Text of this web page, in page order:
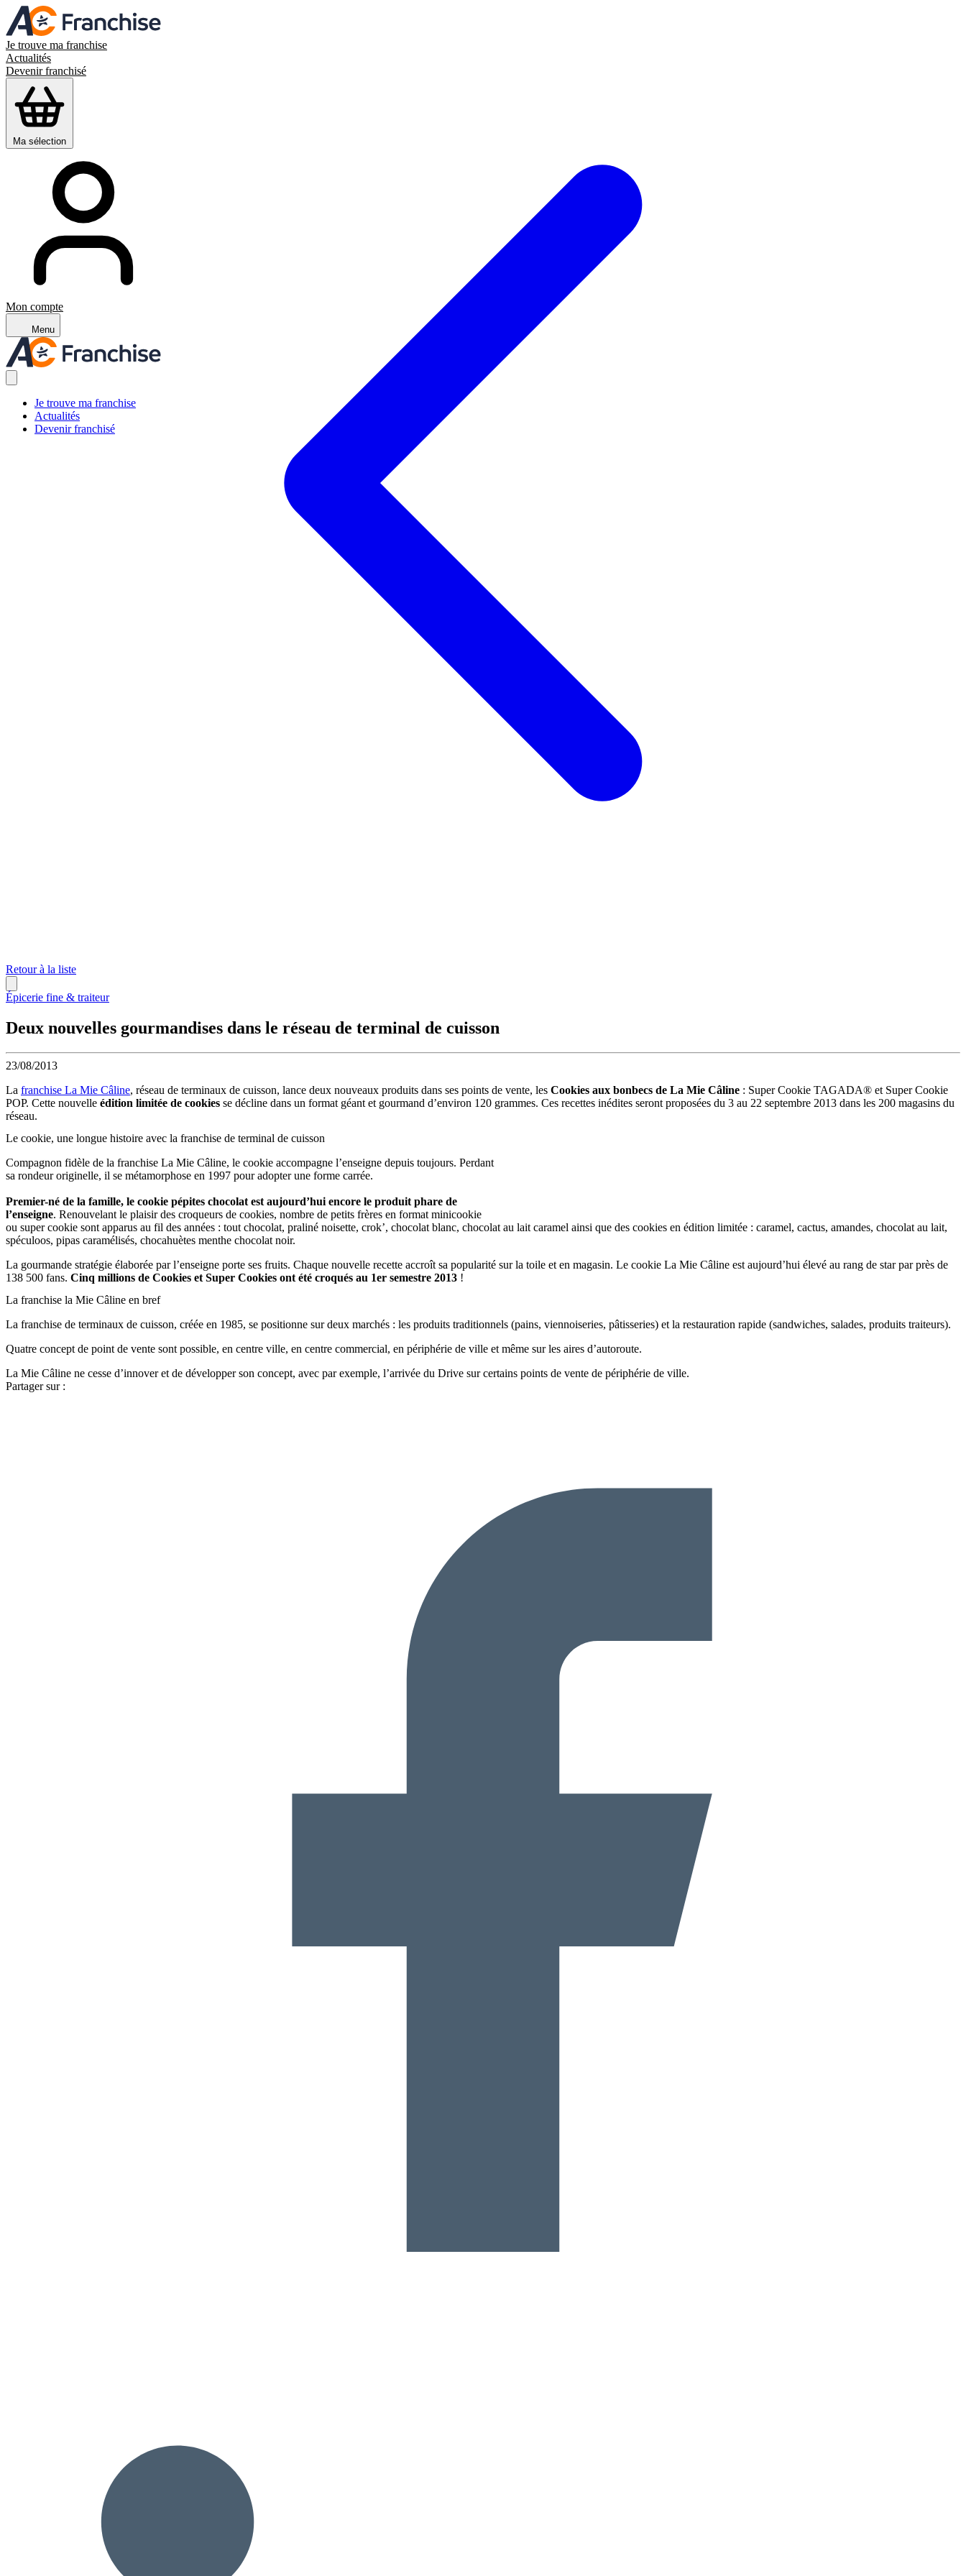
Je trouve ma franchise
Actualités
Devenir franchisé
Ma sélection
Mon compte
Menu
Je trouve ma franchise
Actualités
Devenir franchisé
Retour à la liste
Épicerie fine & traiteur
Deux nouvelles gourmandises dans le réseau de terminal de cuisson
23/08/2013
La franchise La Mie Câline, réseau de terminaux de cuisson, lance deux nouveaux produits dans ses points de vente, les Cookies aux bonbecs de La Mie Câline : Super Cookie TAGADA® et Super Cookie
POP. Cette nouvelle édition limitée de cookies se décline dans un format géant et gourmand d’environ 120 grammes. Ces recettes inédites seront proposées du 3 au 22 septembre 2013 dans les 200 magasins du
réseau.
Le cookie, une longue histoire avec la franchise de terminal de cuisson
Compagnon fidèle de la franchise La Mie Câline, le cookie accompagne l’enseigne depuis toujours. Perdant
sa rondeur originelle, il se métamorphose en 1997 pour adopter une forme carrée.
Premier-né de la famille, le cookie pépites chocolat est aujourd’hui encore le produit phare de
l’enseigne. Renouvelant le plaisir des croqueurs de cookies, nombre de petits frères en format minicookie
ou super cookie sont apparus au fil des années : tout chocolat, praliné noisette, crok’, chocolat blanc, chocolat au lait caramel ainsi que des cookies en édition limitée : caramel, cactus, amandes, chocolat au lait,
spéculoos, pipas caramélisés, chocahuètes menthe chocolat noir.
La gourmande stratégie élaborée par l’enseigne porte ses fruits. Chaque nouvelle recette accroît sa popularité sur la toile et en magasin. Le cookie La Mie Câline est aujourd’hui élevé au rang de star par près de
138 500 fans. Cinq millions de Cookies et Super Cookies ont été croqués au 1er semestre 2013 !
La franchise la Mie Câline en bref
La franchise de terminaux de cuisson, créée en 1985, se positionne sur deux marchés : les produits traditionnels (pains, viennoiseries, pâtisseries) et la restauration rapide (sandwiches, salades, produits traiteurs).
Quatre concept de point de vente sont possible, en centre ville, en centre commercial, en périphérie de ville et même sur les aires d’autoroute.
La Mie Câline ne cesse d’innover et de développer son concept, avec par exemple, l’arrivée du Drive sur certains points de vente de périphérie de ville.
Partager sur :